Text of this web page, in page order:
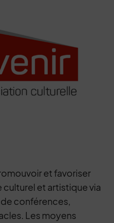
et favoriser
et artistique via
conférences,
Les moyens